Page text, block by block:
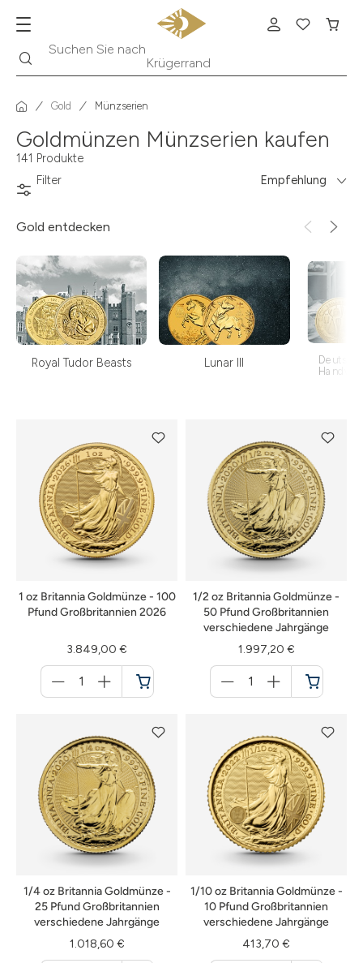
Suchen Sie nach
Gold Münzserien
Goldmünzen Münzserien kaufen
141 Produkte
Filter
Empfehlung
Gold entdecken
Royal Tudor Beasts Lunar III
1 oz Britannia Goldmünze - 100
Pfund Großbritannien 2026
3.849,00 €
für
Warenkorb
1/2 oz Britannia Goldmünze -
50 Pfund Großbritannien
verschiedene Jahrgänge
1.997,20 €
für
Warenkorb
1/4 oz Britannia Goldmünze -
25 Pfund Großbritannien
verschiedene Jahrgänge
1.018,60 €
1/10 oz Britannia Goldmünze -
10 Pfund Großbritannien
verschiedene Jahrgänge
413,70 €